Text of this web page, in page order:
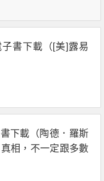
書下載（[美]露易
下載（陶德．羅斯
相，不一定跟多數